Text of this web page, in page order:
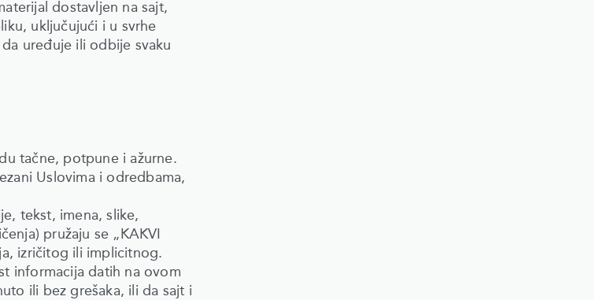
dostavljen na sajt,
uključujući i u svrhe
uređuje ili odbije svaku
tačne, potpune i ažurne.
Uslovima i odredbama,
tekst, imena, slike,
pružaju se „KAKVI
izričitog ili implicitnog.
informacija datih na ovom
ili bez grešaka, ili da sajt i